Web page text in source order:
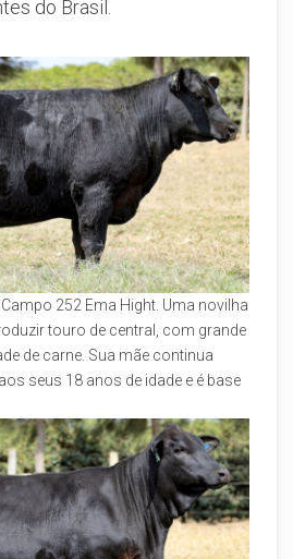
do Brasil.
Campo 252 Ema Hight. Uma novilha
touro de central, com grande
de carne. Sua mãe continua
seus 18 anos de idade e é base